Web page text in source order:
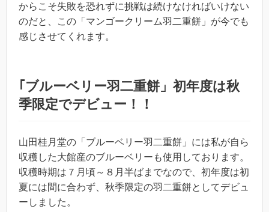
からこそ失敗を恐れずに挑戦は続けなければいけない
のだと、この「マンゴークリーム羽二重餅」が今でも
感じさせてくれます。
｢ブルーベリー羽二重餅」初年度は秋
季限定でデビュー！！
山田桂月堂の「ブルーベリー羽二重餅」には私が自ら
収穫した大館産のブルーベリーも使用しております。
収穫時期は７月頃～８月半ばまでなので、初年度は初
夏には間に合わず、秋季限定の羽二重餅としてデビュ
ーしました。